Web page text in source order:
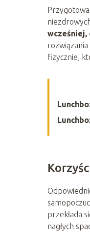
wcześniej,
fizycznie,
przekłada
nagłych